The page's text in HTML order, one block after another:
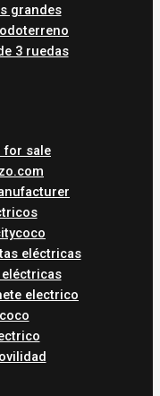
grandes
3 ruedas
for sale
eléctricas
electrico